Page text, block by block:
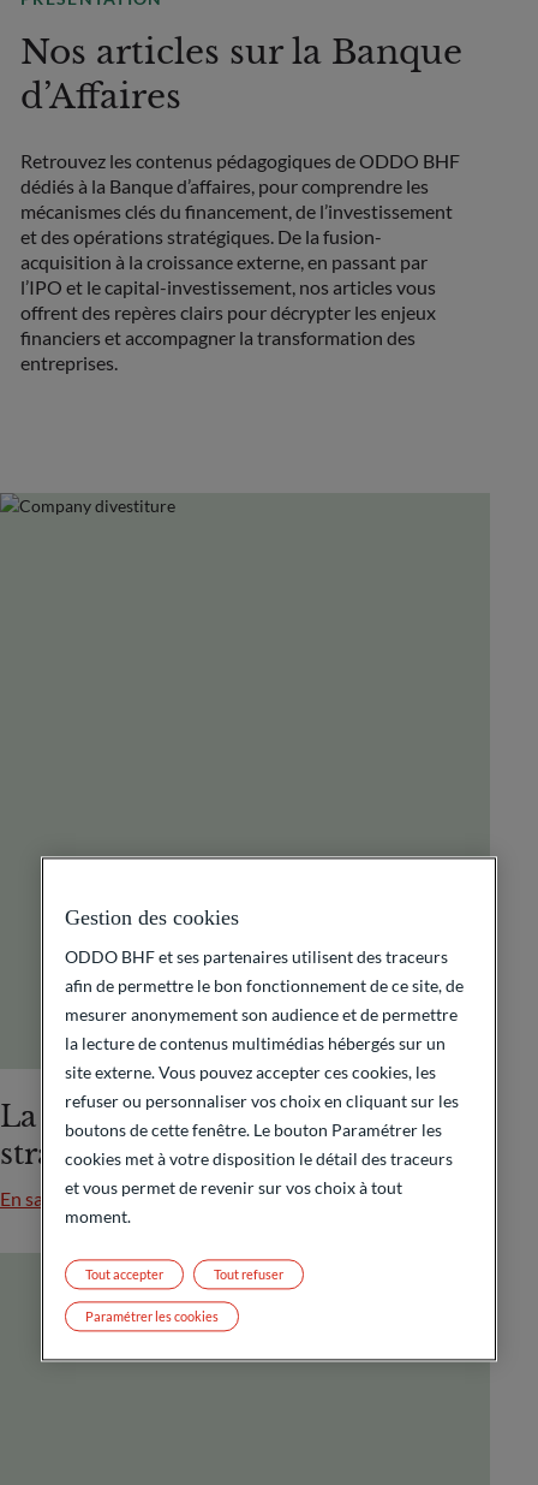
Nos articles sur la Banque
d’Affaires
Retrouvez les contenus pédagogiques de ODDO BHF
dédiés à la Banque d’affaires, pour comprendre les
mécanismes clés du financement, de l’investissement
et des opérations stratégiques. De la fusion-
acquisition à la croissance externe, en passant par
l’IPO et le capital-investissement, nos articles vous
offrent des repères clairs pour décrypter les enjeux
financiers et accompagner la transformation des
entreprises.
La cession d’entreprise : enjeux
stratégiques et étapes clés
En savoir plus
Gestion des cookies
ODDO BHF et ses partenaires utilisent des traceurs
afin de permettre le bon fonctionnement de ce site, de
mesurer anonymement son audience et de permettre
la lecture de contenus multimédias hébergés sur un
site externe. Vous pouvez accepter ces cookies, les
refuser ou personnaliser vos choix en cliquant sur les
boutons de cette fenêtre. Le bouton Paramétrer les
cookies met à votre disposition le détail des traceurs
et vous permet de revenir sur vos choix à tout
moment.
Tout refuser
Tout accepter
Paramétrer les cookies